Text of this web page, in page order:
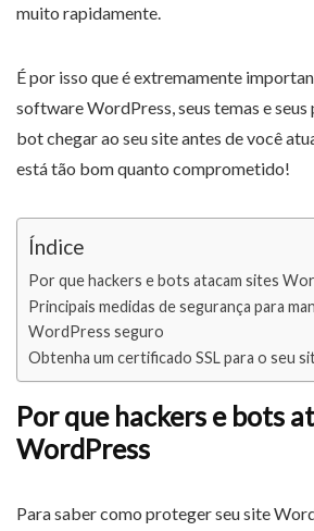
muito rapidamente.
É por isso que é extremamente
software WordPress, seus temas e seus
bot chegar ao seu site antes de você
está tão bom quanto comprometido!
Índice
Por que hackers e bots atacam sites
Principais medidas de segurança para
WordPress seguro
Obtenha um certificado SSL para o seu
Por que hackers e bots
WordPress
Para saber como proteger seu site